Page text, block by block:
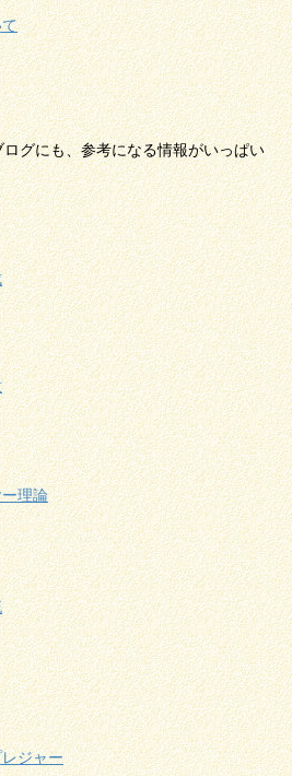
グにも、参考になる情報がいっぱい
理論
ジャー